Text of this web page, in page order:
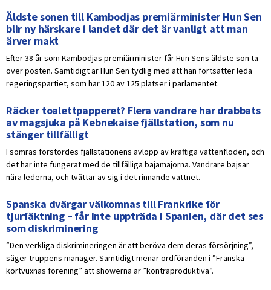
Äldste sonen till Kambodjas premiärminister Hun Sen
blir ny härskare i landet där det är vanligt att man
ärver makt
Efter 38 år som Kambodjas premiärminister får Hun Sens äldste son ta
över posten. Samtidigt är Hun Sen tydlig med att han fortsätter leda
regeringspartiet, som har 120 av 125 platser i parlamentet.
Räcker toalettpapperet? Flera vandrare har drabbats
av magsjuka på Kebnekaise fjällstation, som nu
stänger tillfälligt
I somras förstördes fjällstationens avlopp av kraftiga vattenflöden, och
det har inte fungerat med de tillfälliga bajamajorna. Vandrare bajsar
nära lederna, och tvättar av sig i det rinnande vattnet.
Spanska dvärgar välkomnas till Frankrike för
tjurfäktning – får inte uppträda i Spanien, där det ses
som diskriminering
”Den verkliga diskrimineringen är att beröva dem deras försörjning”,
säger truppens manager. Samtidigt menar ordföranden i ”Franska
kortvuxnas förening” att showerna är ”kontraproduktiva”.